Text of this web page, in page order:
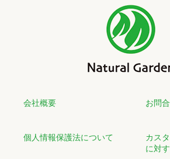
りやすい冬の乾燥肌に潤いを与えます♪
特別価格＞＞７０分 ６,９００円（税込７,５
レスオイルトリートメント
優しいフローラルな「ラベンダー」と森林を
プレス」のブレンドオイルで、心身ともに幸
会社概要 お問
個人情報保護法について
カス
に対